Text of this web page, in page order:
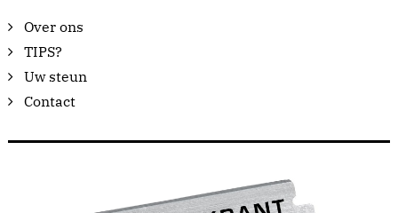
Over ons
TIPS?
Uw steun
Contact